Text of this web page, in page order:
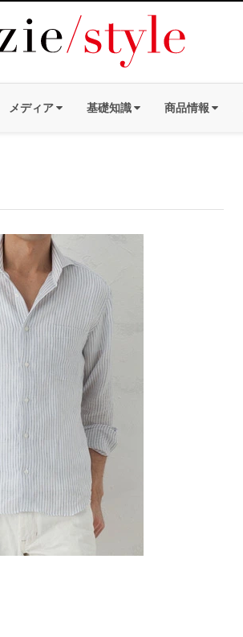
メディア 基礎知識 商品情報
【メンズ・ドレスシャツ・ワイシャツ】
ナチュラルフィット・ブロード・ダブル
カフス・ホリゾンタルカラー・カッタウ
ェイ・クレリック
価格8,800円